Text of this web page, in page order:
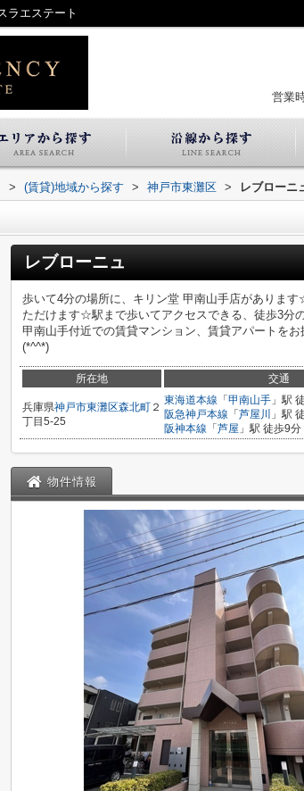
ラエステート
営業
> (賃貸)地域から探す > 神戸市東灘区 > レブローニ
レブローニュ
歩いて4分の場所に、キリン堂 甲南山手店がありま
ただけます☆駅まで歩いてアクセスできる、徒歩3分
甲南山手付近での賃貸マンション、賃貸アパートを
(*^^*)
所在地 交通
兵庫県神戸市東灘区森北町 ２
丁目5-25
東海道本線 「 甲南山手 」駅
阪急神戸本線 「 芦屋川
」駅
阪神本線 「 芦屋 」駅 徒歩9分
物件情報